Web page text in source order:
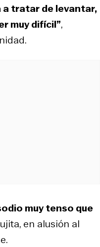
tratar de levantar,
muy difícil”,
muy tenso que
en alusión al